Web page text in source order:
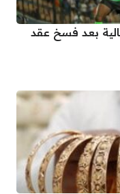
بعد فسخ عقد